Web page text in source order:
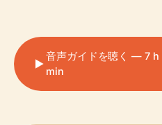
音声ガイドを聴く — 7 h
min